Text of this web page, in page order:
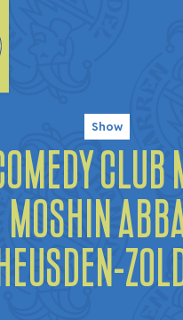
Show
Club
Moshin